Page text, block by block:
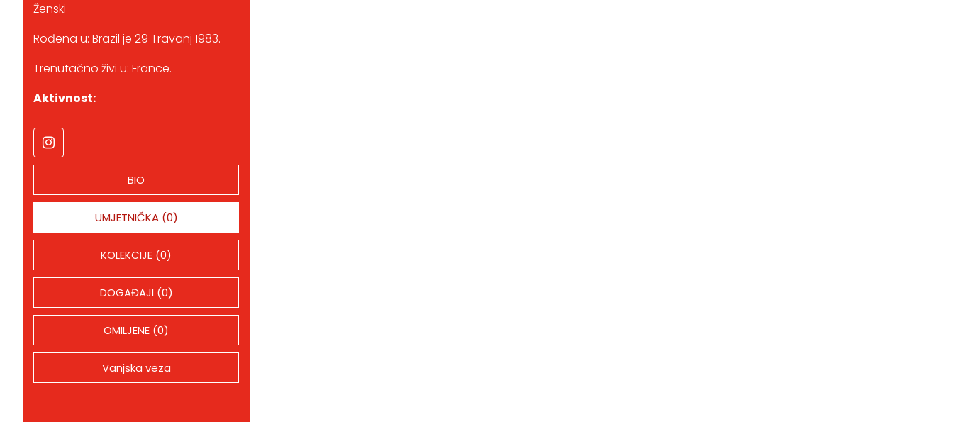
Ženski
Rođena u: Brazil je 29 Travanj 1983.
Trenutačno živi u: France.
Aktivnost:
BIO
UMJETNIČKA (0)
KOLEKCIJE (0)
DOGAĐAJI (0)
OMILJENE (0)
Vanjska veza